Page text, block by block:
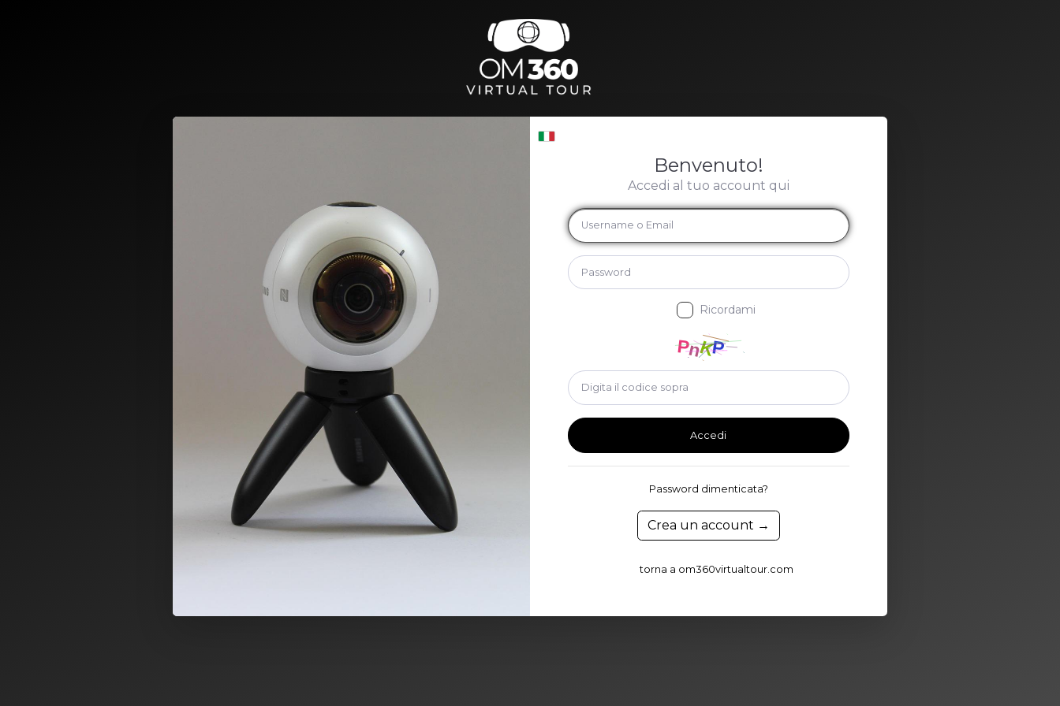
Benvenuto!
Accedi al tuo account qui
Ricordami
Accedi
Password dimenticata?
Crea un account →
torna a om360virtualtour.com